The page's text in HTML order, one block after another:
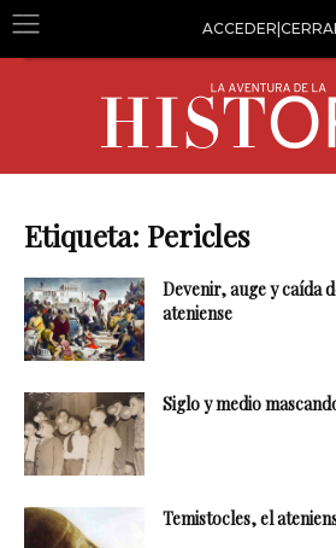
Etiqueta: Pericles
Devenir, auge y caída
ateniense
Siglo y medio
Temistocles, el